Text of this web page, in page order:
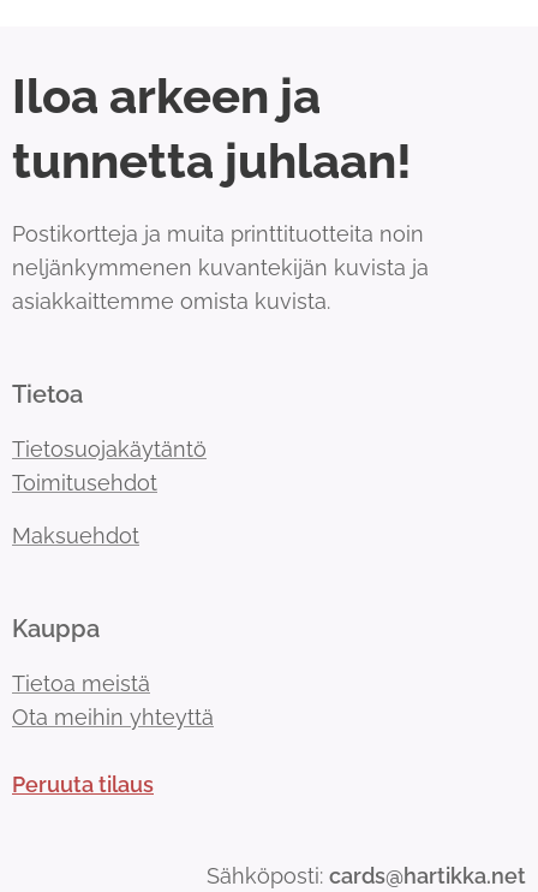
Iloa arkeen ja
tunnetta juhlaan!
Postikortteja ja muita printtituotteita noin
neljänkymmenen kuvantekijän kuvista ja
asiakkaittemme omista kuvista.
Tietoa
Tietosuojakäytäntö
Toimitusehdot
Maksuehdot
Kauppa
Tietoa meistä
Ota meihin yhteyttä
Peruuta tilaus
Sähköposti: cards@hartikka.net